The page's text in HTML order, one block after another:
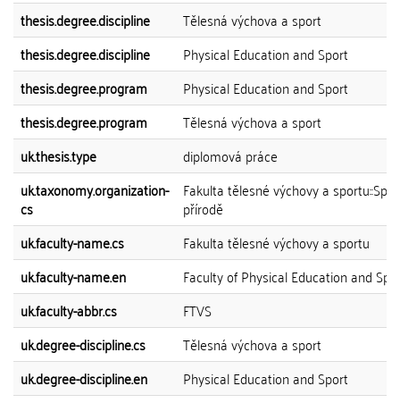
thesis.degree.discipline
Tělesná výchova a sport
thesis.degree.discipline
Physical Education and Sport
thesis.degree.program
Physical Education and Sport
thesis.degree.program
Tělesná výchova a sport
uk.thesis.type
diplomová práce
uk.taxonomy.organization-
cs
Fakulta tělesné výchovy a
přírodě
uk.faculty-name.cs
Fakulta tělesné výchovy a sportu
uk.faculty-name.en
Faculty of Physical Education and
uk.faculty-abbr.cs
FTVS
uk.degree-discipline.cs
Tělesná výchova a sport
uk.degree-discipline.en
Physical Education and Sport